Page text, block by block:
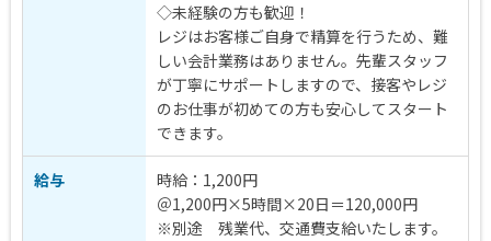
◇未経験の方も歓迎！
レジはお客様ご自身で精算を行うため、難
しい会計業務はありません。先輩スタッフ
が丁寧にサポートしますので、接客やレジ
のお仕事が初めての方も安心してスタート
できます。
給与
時給：1,200円
＠1,200円×5時間×20日＝120,000円
※別途 残業代、交通費支給いたします。